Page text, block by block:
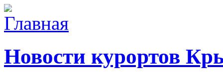
Новости курортов